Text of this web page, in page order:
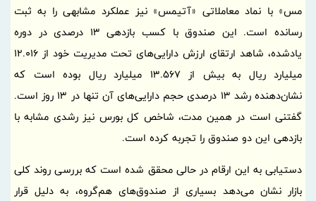
مس» با نماد معاملاتی «آتیمس» نیز عملکرد مشابهی را به ثبت
رسانده است. این صندوق با کسب بازدهی 13 درصدی در دوره
یادشده، شاهد ارتقای ارزش دارایی‌های تحت مدیریت خود از 12.016
میلیارد ریال به بیش از 13.567 میلیارد ریال بوده است که
نشان‌دهنده رشد 13 درصدی حجم دارایی‌های آن تنها در 13 روز است.
گفتنی است در همین مدت، شاخص کل بورس نیز رشدی مشابه با
بازدهی این دو صندوق را تجربه کرده است.
دستیابی به این ارقام در حالی محقق شده است که بررسی روند کلی
بازار نشان می‌دهد بسیاری از صندوق‌های هم‌گروه، به دلیل قرار